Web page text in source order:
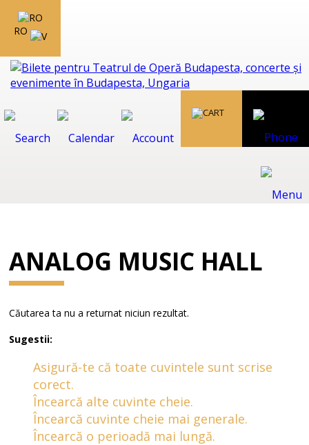
RO
ANALOG MUSIC HALL
Căutarea ta nu a returnat niciun rezultat.
Sugestii:
Asigură-te că toate cuvintele sunt scrise
corect.
Încearcă alte cuvinte cheie.
Încearcă cuvinte cheie mai generale.
Încearcă o perioadă mai lungă.